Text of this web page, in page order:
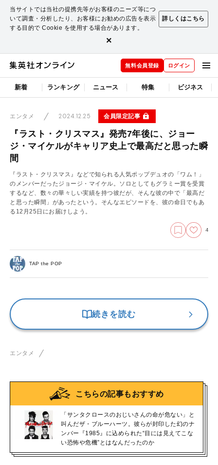
当サイトでは当社の提携先等がお客様のニーズ等につ
いて調査・分析したり、お客様にお勧めの広告を表示
する目的で Cookie を使用する場合があります。
詳しくはこちら
×
無料会員登録 ログイン
新着 ランキング ニュース 特集 ビジネス
エンタメ 2024.12.25 会員限定記事
『ラスト・クリスマス』発売7年後に、ジョー
ジ・マイケルがキャリア史上で最高だと思った瞬
間
『ラスト・クリスマス』などで知られる人気ポップデュオの「ワム！」
のメンバーだったジョージ・マイケル。ソロとしてもグラミー賞を受賞
するなど、数々の華々しい実績を持つ彼だが、そんな彼の中で「最高だ
と思った瞬間」があったという。そんなエピソードを、彼の命日でもあ
る12月25日にお届けしよう。
4
TAP the POP
続きを読む
エンタメ
こちらの記事もおすすめ
「サンタクロースのおじいさんの命が危ない」と
叫んだザ・ブルーハーツ。彼らが封印した幻のナ
ンバー『1985』に込められた“目には見えてこな
い恐怖や危機”とはなんだったのか